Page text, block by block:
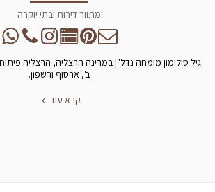
מתווך דירות ובתי יוקרה
גיל סולומון מומחה נדל"ן במרינה הרצליה, הרצליה
ב', ארסוף ורשפון.
קרא עוד